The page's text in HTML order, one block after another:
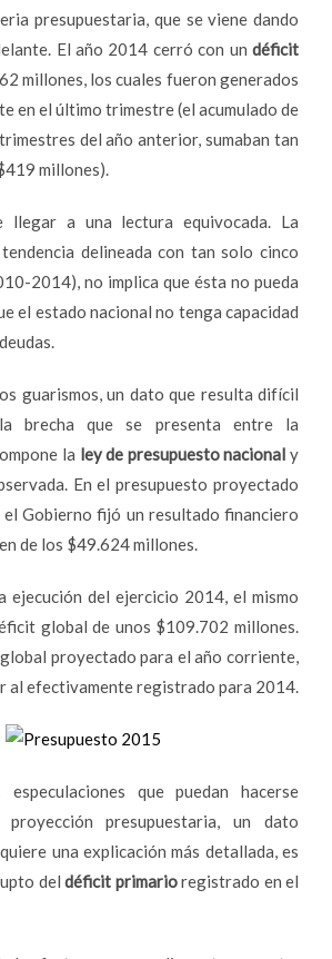
presupuestaria, que se viene dando
El año 2014 cerró con un déficit
millones, los cuales fueron generados
en el último trimestre (el acumulado de
del año anterior, sumaban tan
millones).
llegar a una lectura equivocada. La
delineada con tan solo cinco
2014), no implica que ésta no pueda
el estado nacional no tenga capacidad
guarismos, un dato que resulta difícil
brecha que se presenta entre la
la ley de presupuesto nacional y
En el presupuesto proyectado
Gobierno fijó un resultado financiero
de los $49.624 millones.
ejecución del ejercicio 2014, el mismo
global de unos $109.702 millones.
proyectado para el año corriente,
al efectivamente registrado para 2014.
que puedan hacerse
presupuestaria, un dato
una explicación más detallada, es
del déficit primarioregistrado en el